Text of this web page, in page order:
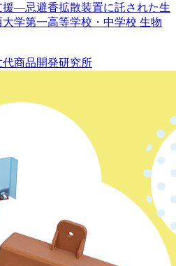
援―忌避香拡散装置に託された生
学第一高等学校・中学校 生物
代商品開発研究所